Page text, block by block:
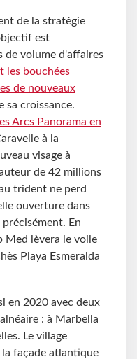
de la stratégie
est
de volume d'affaires
les bouchées
de nouveaux
sa croissance.
Arcs Panorama en
à la
visage à
de 42 millions
trident ne perd
ouverture dans
précisément. En
Med lèvera le voile
Playa Esmeralda
en 2020 avec deux
: à Marbella
Le village
façade atlantique